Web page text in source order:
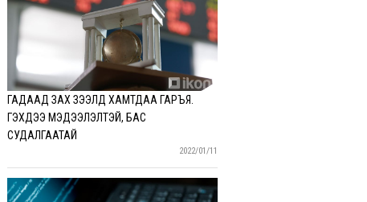
ГАДААД ЗАХ ЗЭЭЛД ХАМТДАА ГАРЪЯ.
ГЭХДЭЭ МЭДЭЭЛЭЛТЭЙ, БАС
СУДАЛГААТАЙ
2022/01/11